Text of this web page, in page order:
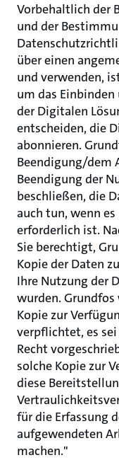
Vorbehaltlich der
und der
über einen
und verwenden,
um das
der Digitalen
entscheiden, die
abonnieren.
Beendigung/dem
Beendigung der
beschließen, die
auch tun, wenn
erforderlich ist.
Sie berechtigt,
Kopie der Daten
Ihre Nutzung der
wurden.
Kopie zur
verpflichtet, es
Recht
solche Kopie zur
diese
für die Erfassung
aufgewendeten
machen."